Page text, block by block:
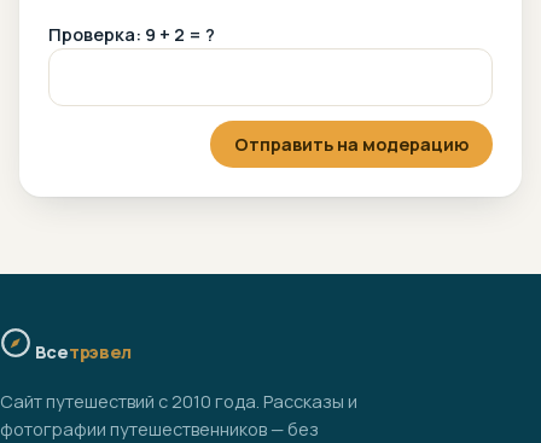
Проверка: 9 + 2 = ?
Отправить на модерацию
Всетрэвел
Сайт путешествий с 2010 года. Рассказы и
фотографии путешественников — без